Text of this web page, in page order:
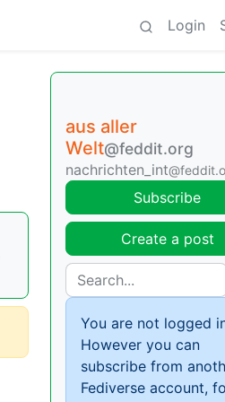
Login
aus aller
Welt@feddit.org
nachrichten_int
Subscribe
Create a post
You are not logged
However you can
subscribe from
Fediverse account,